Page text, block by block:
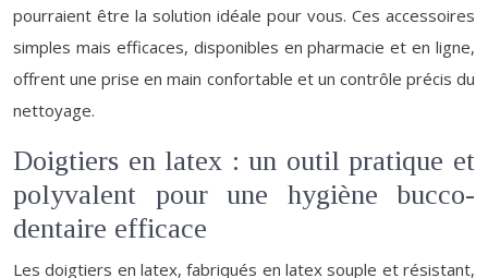
pourraient être la solution idéale pour vous. Ces accessoires
simples mais efficaces, disponibles en pharmacie et en ligne,
offrent une prise en main confortable et un contrôle précis du
nettoyage.
Doigtiers en latex : un outil pratique et
polyvalent pour une hygiène bucco-
dentaire efficace
Les doigtiers en latex, fabriqués en latex souple et résistant,